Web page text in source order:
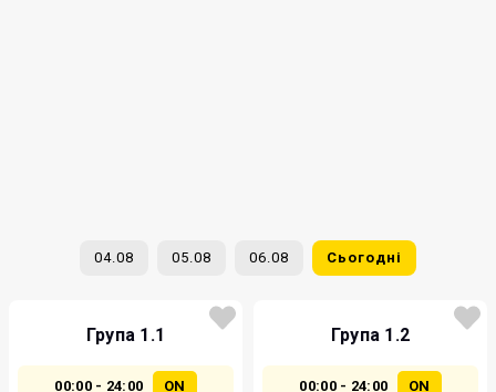
04.08 05.08 06.08 Сьогодні
Група 1.1
00:00 - 24:00 ON
Група 1.2
00:00 - 24:00 ON